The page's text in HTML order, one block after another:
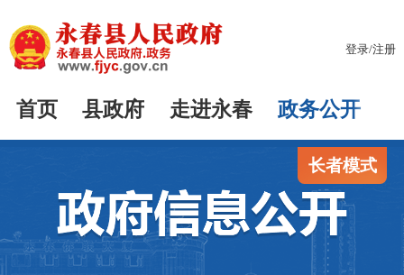
登录/注册
首页 县政府 走进永春 政务公开
长者模式